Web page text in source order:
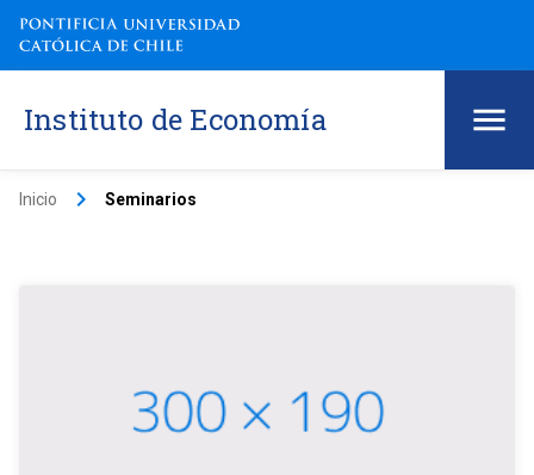
Instituto de Economía
Inicio keyboard_arrow_right Seminarios